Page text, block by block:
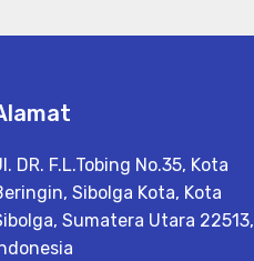
DR. F.L.Tobing No.35, Kota
Sibolga Kota, Kota
Sumatera Utara 22513,